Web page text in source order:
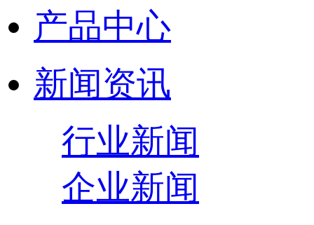
产品中心
新闻资讯
行业新闻
企业新闻